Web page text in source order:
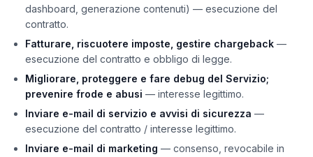
dashboard, generazione contenuti) — esecuzione del
contratto.
Fatturare, riscuotere imposte, gestire chargeback —
esecuzione del contratto e obbligo di legge.
Migliorare, proteggere e fare debug del Servizio;
prevenire frode e abusi — interesse legittimo.
Inviare e-mail di servizio e avvisi di sicurezza —
esecuzione del contratto / interesse legittimo.
Inviare e-mail di marketing — consenso, revocabile in